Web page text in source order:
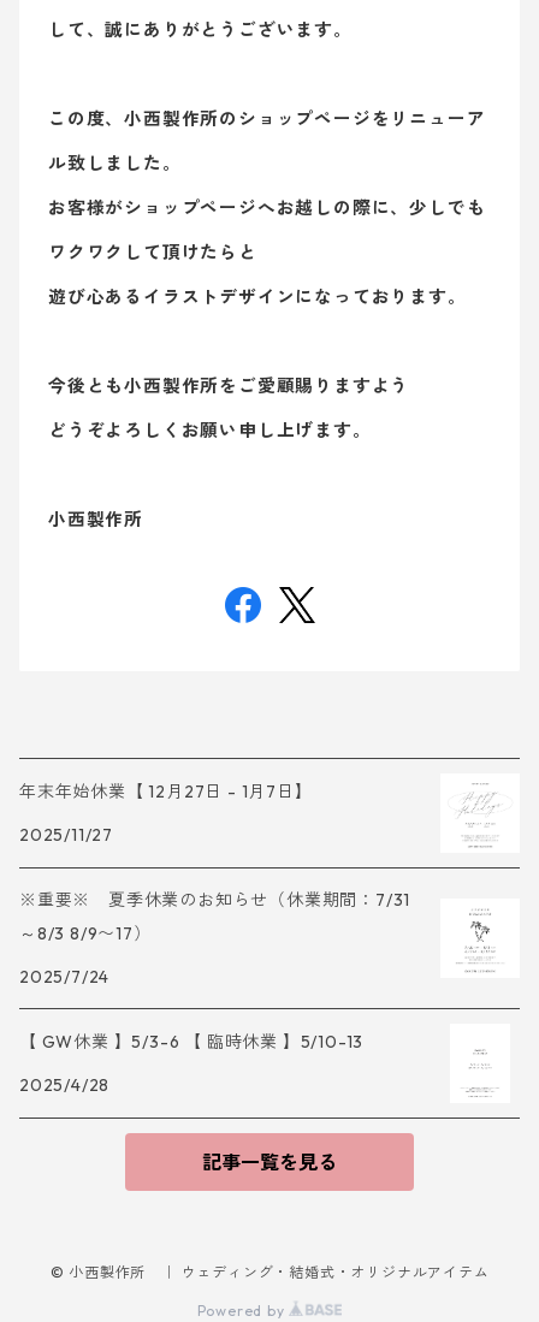
して、誠にありがとうございます。
この度、小西製作所のショップページをリニューア
ル致しました。
お客様がショップページへお越しの際に、少しでも
ワクワクして頂けたらと
遊び心あるイラストデザインになっております。
今後とも小西製作所をご愛顧賜りますよう
どうぞよろしくお願い申し上げます。
小西製作所
年末年始休業【 12月27日 - 1月7日】
2025/11/27
※重要※ 夏季休業のお知らせ（休業期間：7/31
～8/3 8/9〜17）
2025/7/24
【 GW休業 】5/3-6 【 臨時休業 】5/10-13
2025/4/28
記事一覧を見る
© 小西製作所 ｜ ウェディング・結婚式・オリジナルアイテム
Powered by